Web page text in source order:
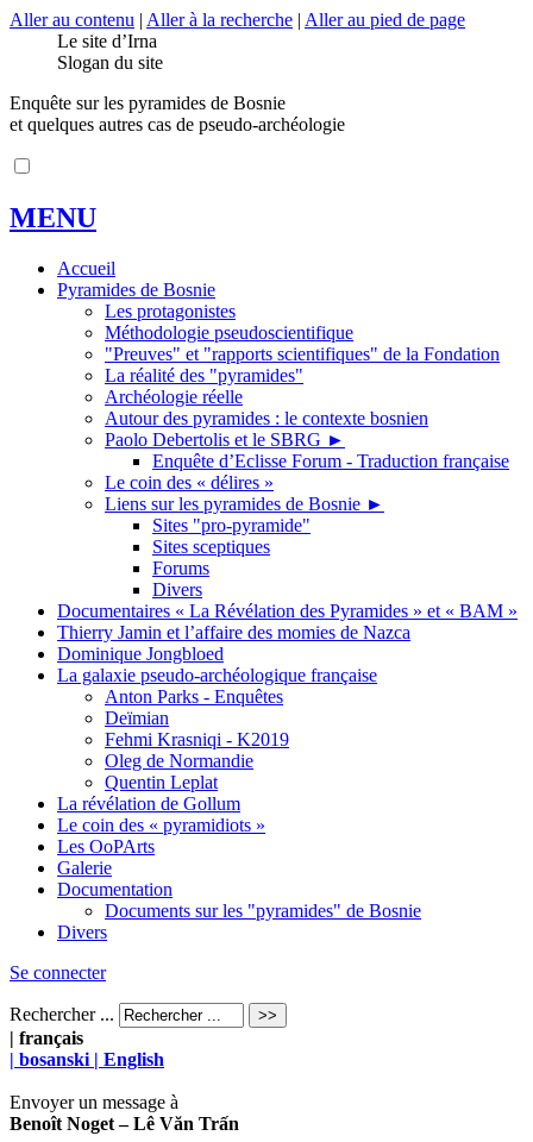
Aller au contenu | Aller à la recherche | Aller au pied de page
Le site d’Irna
Slogan du site
Enquête sur les pyramides de Bosnie
et quelques autres cas de pseudo-archéologie
MENU
Accueil
Pyramides de Bosnie
Les protagonistes
Méthodologie pseudoscientifique
"Preuves" et "rapports scientifiques" de la Fondation
La réalité des "pyramides"
Archéologie réelle
Autour des pyramides : le contexte bosnien
Paolo Debertolis et le SBRG ►
Enquête d’Eclisse Forum - Traduction française
Le coin des « délires »
Liens sur les pyramides de Bosnie ►
Sites "pro-pyramide"
Sites sceptiques
Forums
Divers
Documentaires « La Révélation des Pyramides » et « BAM »
Thierry Jamin et l’affaire des momies de Nazca
Dominique Jongbloed
La galaxie pseudo-archéologique française
Anton Parks - Enquêtes
Deïmian
Fehmi Krasniqi - K2019
Oleg de Normandie
Quentin Leplat
La révélation de Gollum
Le coin des « pyramidiots »
Les OoPArts
Galerie
Documentation
Documents sur les "pyramides" de Bosnie
Divers
Se connecter
Rechercher ...
| français
| bosanski | English
Envoyer un message à
Benoît Noget – Lê Văn Trấn